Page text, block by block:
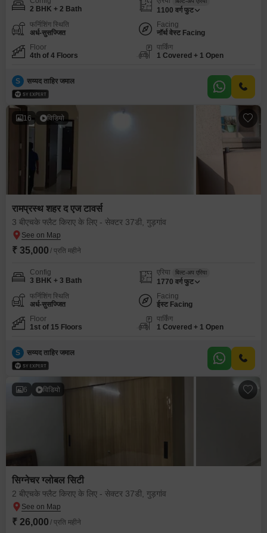
2 BHK + 2 Bath
1100 वर्ग फुट
फर्निशिंग स्थिति
अर्ध-सुसज्जित
Facing
नॉर्थ वेस्ट Facing
Floor
4th of 4 Floors
पार्किंग
1 Covered + 1 Open
S सय्यद ताहिर जमाल
16 विडियो
रामप्रस्थ शहर द एज टावर्स
3 बीएचके फ्लैट किराए के लिए - सेक्टर 37डी, गुड़गांव
₹ 35,000 / प्रति महीने
Config
3 BHK + 3 Bath
एरिया बिल्ट-अप एरिया
1770 वर्ग फुट
फर्निशिंग स्थिति
अर्ध-सुसज्जित
Facing
ईस्ट Facing
Floor
1st of 15 Floors
पार्किंग
1 Covered + 1 Open
S सय्यद ताहिर जमाल
6 विडियो
सिग्नेचर ग्लोबल सिटी
2 बीएचके फ्लैट किराए के लिए - सेक्टर 37डी, गुड़गांव
₹ 26,000 / प्रति महीने